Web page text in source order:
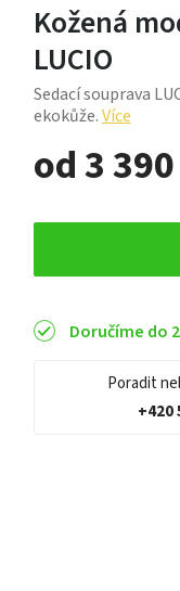
Kožená
LUCIO
Sedací souprava
ekokůže.Více
od 3
Doručíme do
Poradit
+420